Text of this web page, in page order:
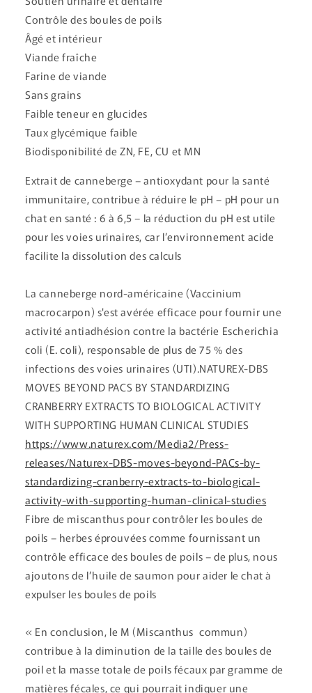
Contrôle des boules de poils
Âgé et intérieur
Viande fraîche
Farine de viande
Sans grains
Faible teneur en glucides
Taux glycémique faible
Biodisponibilité de ZN, FE, CU et MN
Extrait de canneberge – antioxydant pour la santé
immunitaire, contribue à réduire le pH – pH pour un
chat en santé : 6 à 6,5 – la réduction du pH est utile
pour les voies urinaires, car l’environnement acide
facilite la dissolution des calculs
La canneberge nord-américaine (Vaccinium
macrocarpon) s'est avérée efficace pour fournir une
activité antiadhésion contre la bactérie Escherichia
coli (E. coli), responsable de plus de 75 % des
infections des voies urinaires (UTI).NATUREX-DBS
MOVES BEYOND PACS BY STANDARDIZING
CRANBERRY EXTRACTS TO BIOLOGICAL ACTIVITY
WITH SUPPORTING HUMAN CLINICAL STUDIES
https://www.naturex.com/Media2/Press-
releases/Naturex-DBS-moves-beyond-PACs-by-
standardizing-cranberry-extracts-to-biological-
activity-with-supporting-human-clinical-studies
Fibre de miscanthus pour contrôler les boules de
poils – herbes éprouvées comme fournissant un
contrôle efficace des boules de poils – de plus, nous
ajoutons de l’huile de saumon pour aider le chat à
expulser les boules de poils
« En conclusion, le M (Miscanthus commun)
contribue à la diminution de la taille des boules de
poil et la masse totale de poils fécaux par gramme de
matières fécales, ce qui pourrait indiquer une